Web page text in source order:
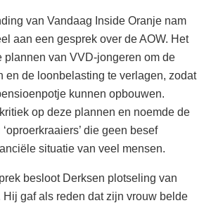
van Vandaag Inside Oranje nam
aan een gesprek over de AOW. Het
plannen van VVD-jongeren om de
en de loonbelasting te verlagen, zodat
kunnen opbouwen.
op deze plannen en noemde de
die geen besef
situatie van veel mensen.
besloot Derksen plotseling van
Hij gaf als reden dat zijn vrouw belde